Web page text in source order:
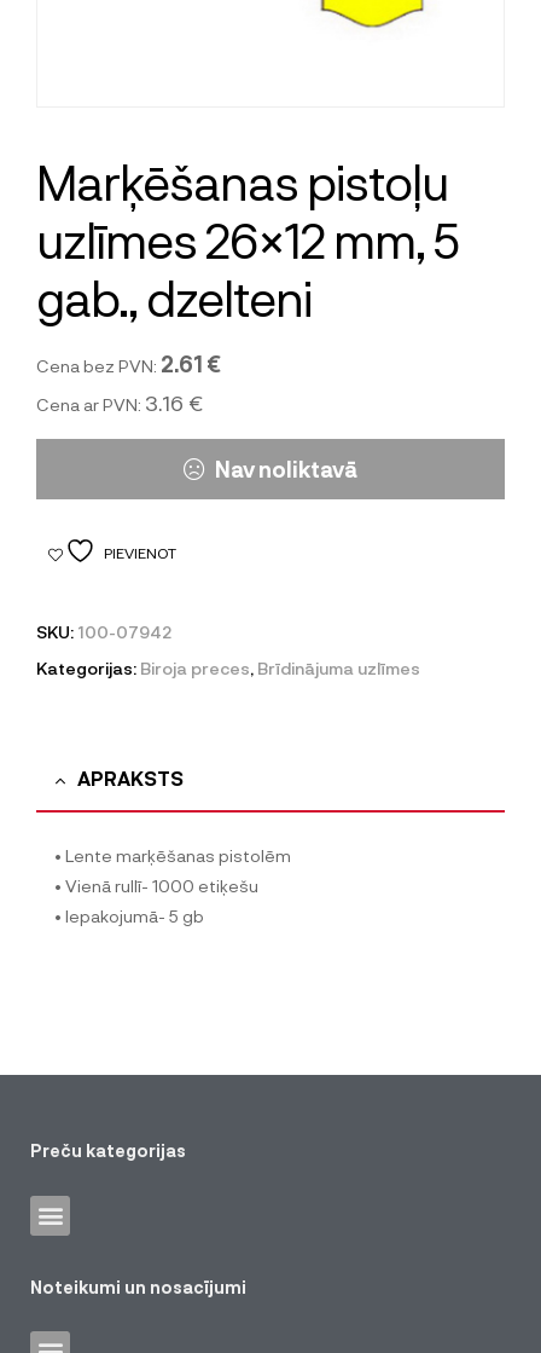
Marķēšanas pistoļu
uzlīmes 26×12 mm, 5
gab., dzelteni
Cena bez PVN: 2.61 €
Cena ar PVN: 3.16 €
Nav noliktavā
PIEVIENOT
SKU: 100-07942
Kategorijas: Biroja preces, Brīdinājuma uzlīmes
APRAKSTS
• Lente marķēšanas pistolēm
• Vienā rullī- 1000 etiķešu
• Iepakojumā- 5 gb
Preču kategorijas
Noteikumi un nosacījumi